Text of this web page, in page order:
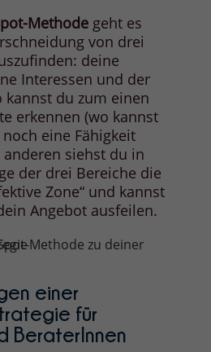
Methodegeht es
von drei
deine
Interessen und der
kannst du zum einen
erkennen (wo kannst
eine Fähigkeit
anderen siehst du in
der drei Bereiche die
Zone“ und kannst
Angebot ausfeilen.
einer
für
BeraterInnen